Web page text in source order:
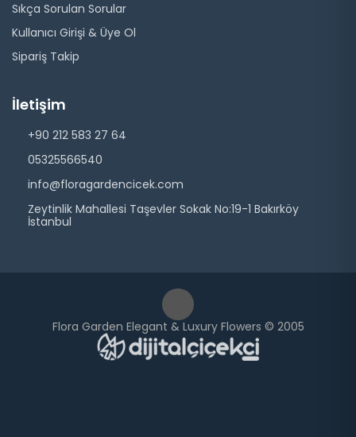
Sıkça Sorulan Sorular
Kullanıcı Girişi & Üye Ol
Sipariş Takip
İletişim
+90 212 583 27 64
05325566540
info@floragardencicek.com
Zeytinlik Mahallesi Taşevler Sokak No:19-1 Bakırköy
İstanbul
Flora Garden Elegant & Luxury Flowers © 2005